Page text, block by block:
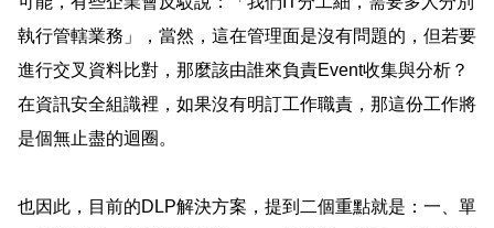
執行管轄業務」，當然，這在管理面是沒有問題的，但若要
進行交叉資料比對，那麼該由誰來負責Event收集與分析？
在資訊安全組識裡，如果沒有明訂工作職責，那這份工作將
是個無止盡的迴圈。
也因此，目前的DLP解決方案，提到二個重點就是：一、單